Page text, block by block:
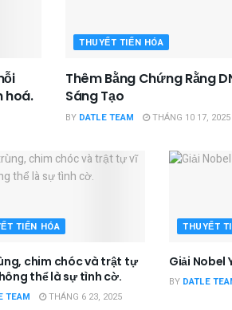
hoá.
THUYẾT TIẾN HÓA
Thêm Bằng Chứng Rằng
Sáng Tạo
BY DATLE TEAM THÁNG 10 17, 2025
TIẾN HÓA
chim chóc và trật tự
thể là sự tình cờ.
TEAM THÁNG 6 23, 2025
THUYẾT
Giải Nobel
BY DATLE